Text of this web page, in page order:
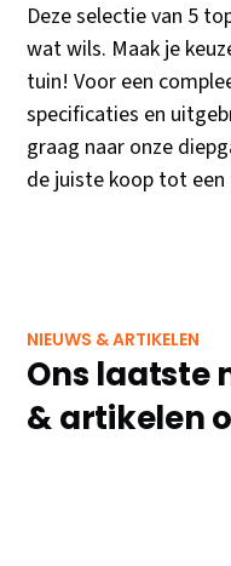
Deze selectie van 5
wat wils. Maak je
tuin! Voor een
specificaties en
graag naar onze
de juiste koop tot
NIEUWS & ARTIKELEN
Ons laatste
& artikelen